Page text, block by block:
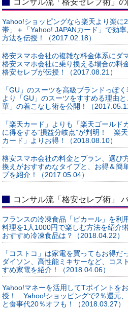
コンサル流「格安セレブ術」
Yahoo!ショッピングなら楽天より楽に
帯」＋「Yahoo! JAPANカード」で効
方法を伝授！（2017.02.18）
格安スマホ会社の複雑な料金体系にダ
格安スマホ会社に乗り換える場合の料
格安セレブが伝授！（2017.08.21）
「GU」のスーツを高級ブランドっぽ
より「GU」のスーツをすすめる理由
華」の着こなし術を公開！（
「楽天カード」よりも「楽天ゴール
に得をする“損益分岐点”が判明！ 楽
カード」よりお得！（2018.08.10）
格安スマホ会社の料金とプラン、選び
換えがおすすめなタイプと、お得＆簡
プを紹介！（2017.05.04）
コンサル流「格安セレブ術」
フランスの冷凍食品「ピカール」を利
料理を1人1000円で楽しむ方法を紹介!
おすすめ冷凍食品は？（2018.04.22）
「コストコ」は家電を買ってもお得
ダイソン、高性能ミキサーなど、コス
すめ家電を紹介！（2018.04.06）
Yahoo!マネーを活用してTポイントを
授！ Yahoo!ショッピングで2％還元
と食事代20％オフも！（2018.03.27）